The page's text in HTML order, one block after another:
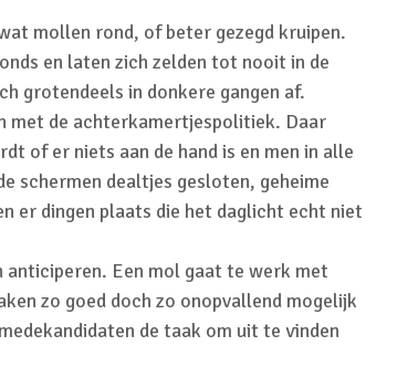
mollen rond, of beter gezegd kruipen.
en laten zich zelden tot nooit in de
grotendeels in donkere gangen af.
met de achterkamertjespolitiek. Daar
of er niets aan de hand is en men in alle
schermen dealtjes gesloten, geheime
er dingen plaats die het daglicht echt niet
anticiperen. Een mol gaat te werk met
zo goed doch zo onopvallend mogelijk
de taak om uit te vinden